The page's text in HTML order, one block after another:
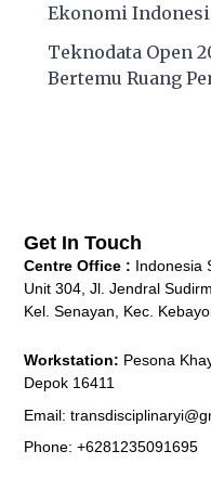
Ekonomi
Teknodata Open
Bertemu Ruang
Get In Touch
Centre Office : Indonesia
Unit 304, Jl. Jendral
Kel. Senayan, Kec.
Workstation: Pesona
Depok 16411
Email:
Phone: +6281235091695